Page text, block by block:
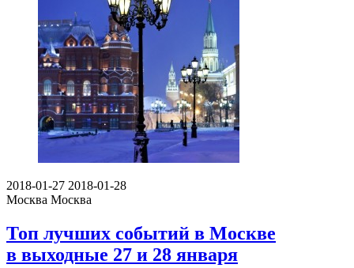
2018-01-27 2018-01-28
Москва Москва
Топ лучших событий в Москве
в выходные 27 и 28 января